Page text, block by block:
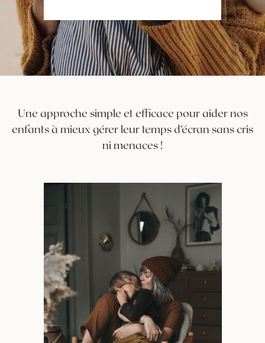
Une approche simple et efficace pour aider nos
enfants à mieux gérer leur temps d’écran sans cris
ni menaces !